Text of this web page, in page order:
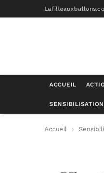
ACCUEIL
Accueil